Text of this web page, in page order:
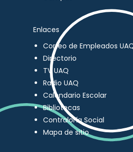
Enlaces
Correo de Empleados
Directorio
TV UAQ
Radio UAQ
Calendario Escolar
Bibliotecas
Contraloría Social
Mapa de sitio